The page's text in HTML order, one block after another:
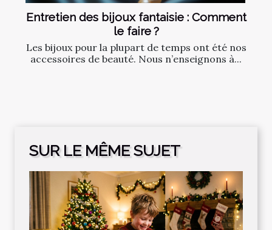
Entretien des bijoux fantaisie : Comment
le faire ?
Les bijoux pour la plupart de temps ont été nos
accessoires de beauté. Nous n’enseignons à...
SUR LE MÊME SUJET